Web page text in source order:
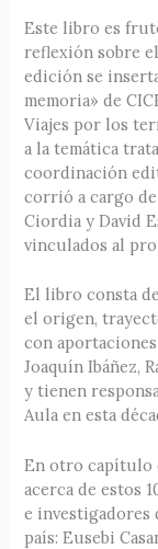
Este libro es
reflexión sobre
edición se
memoria» de
Viajes por los
a la temática
coordinación
corrió a cargo
Ciordia y David
vinculados al
El libro consta
el origen,
con
Joaquín Ibáñez,
y tienen
Aula en esta
En otro capítulo
acerca de estos
e
país: Eusebi